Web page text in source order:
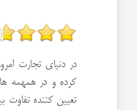
در دنیای تجارت
کرده و در همهمه
تعیین کننده